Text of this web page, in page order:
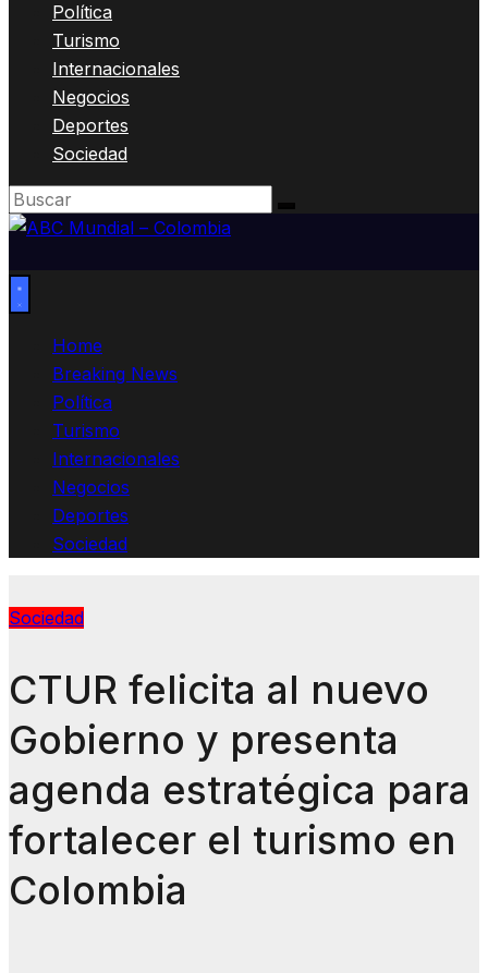
Política
Turismo
Internacionales
Negocios
Deportes
Sociedad
Home
Breaking News
Política
Turismo
Internacionales
Negocios
Deportes
Sociedad
Sociedad
CTUR felicita al nuevo
Gobierno y presenta
agenda estratégica para
fortalecer el turismo en
Colombia